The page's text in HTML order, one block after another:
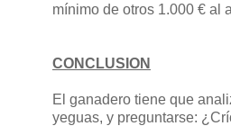
mínimo de otros 1.000 € al
CONCLUSION
El ganadero tiene que
yeguas, y preguntarse: